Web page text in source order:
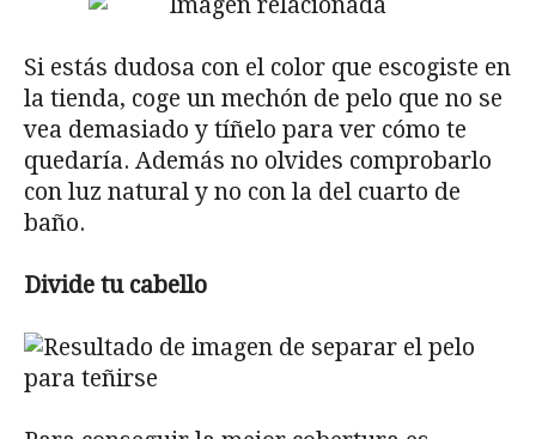
Si estás dudosa con el color que escogiste en
la tienda, coge un mechón de pelo que no se
vea demasiado y tíñelo para ver cómo te
quedaría. Además no olvides comprobarlo
con luz natural y no con la del cuarto de
baño.
Divide tu cabello